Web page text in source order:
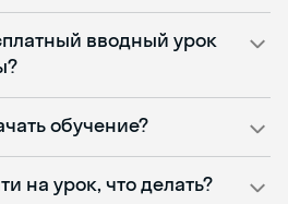
вводный урок
обучение?
на урок, что делать?